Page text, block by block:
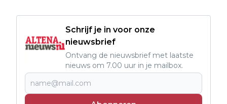
Schrijf je in voor onze
nieuwsbrief
Ontvang de nieuwsbrief met laatste
nieuws om 7.00 uur in je mailbox.